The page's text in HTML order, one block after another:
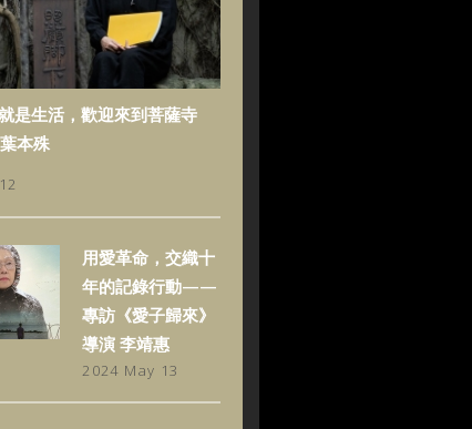
是生活，歡迎來到菩薩寺
本殊
用愛革命，交織十
年的記錄行動——
專訪《愛子歸來》
導演 李靖惠
2024 May 13